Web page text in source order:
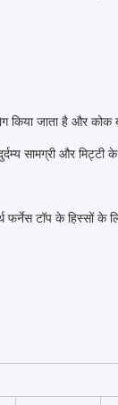
जाता है और कोक
सामग्री और मिट्टी
टॉप के हिस्सों के